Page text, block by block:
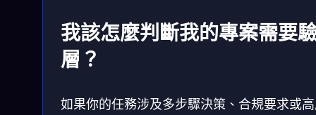
我該怎麼判斷我的專案需要
層？
如果你的任務涉及多步驟決策、合規要求或